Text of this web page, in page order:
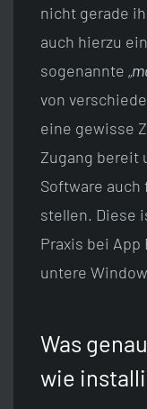
nicht gerade
auch hierzu
sogenannte „
von
eine gewisse
Zugang bereit
Software auch
stellen. Diese
Praxis bei
untere
Was
wie